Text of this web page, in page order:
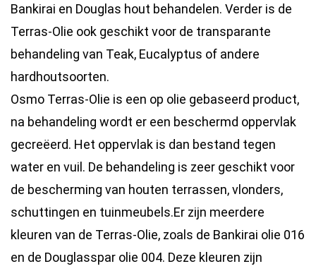
Bankirai en Douglas hout behandelen. Verder is de
Terras-Olie ook geschikt voor de transparante
behandeling van Teak, Eucalyptus of andere
hardhoutsoorten.
Osmo Terras-Olie is een op olie gebaseerd product,
na behandeling wordt er een beschermd oppervlak
gecreëerd. Het oppervlak is dan bestand tegen
water en vuil. De behandeling is zeer geschikt voor
de bescherming van houten terrassen, vlonders,
schuttingen en tuinmeubels.Er zijn meerdere
kleuren van de Terras-Olie, zoals de Bankirai olie 016
en de Douglasspar olie 004. Deze kleuren zijn